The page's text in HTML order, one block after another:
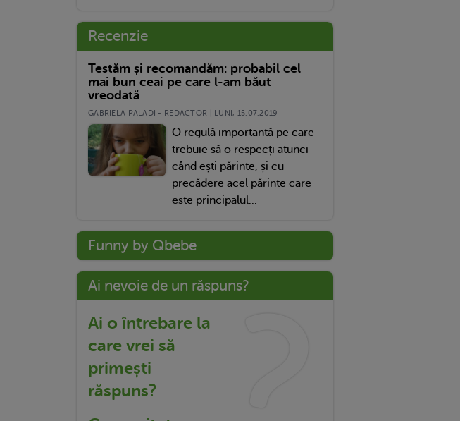
Recenzie
Testăm și recomandăm: probabil cel
mai bun ceai pe care l-am băut
vreodată
GABRIELA PALADI - REDACTOR | LUNI, 15.07.2019
O regulă importantă pe care
trebuie să o respecți atunci
când ești părinte, și cu
precădere acel părinte care
este principalul...
Funny by Qbebe
Ai nevoie de un răspuns?
Ai o întrebare la
care vrei să
primești
răspuns?